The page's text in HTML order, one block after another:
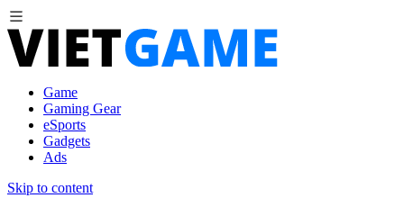
Game
Gaming Gear
eSports
Gadgets
Ads
Skip to content